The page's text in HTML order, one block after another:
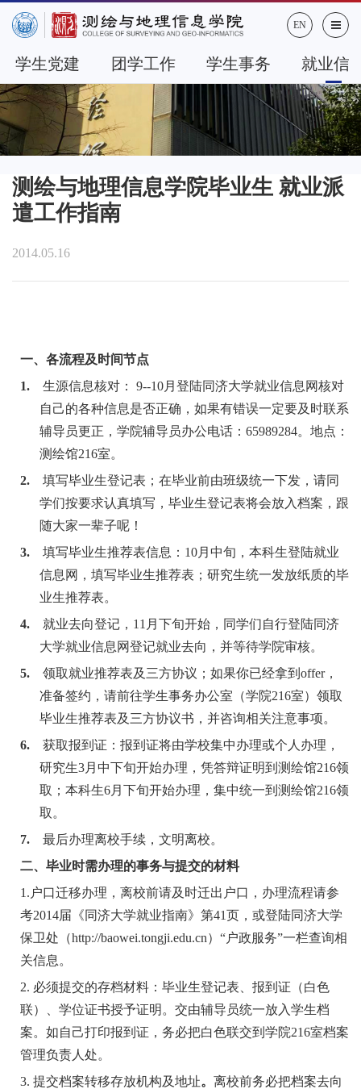
EN
学生党建 团学工作 学生事务 就业信
测绘与地理信息学院毕业生 就业派
遣工作指南
2014.05.16
一、各流程及时间节点
1.
生源信息核对： 9--10月登陆同济大学就业信息网核对
自己的各种信息是否正确，如果有错误一定要及时联系
辅导员更正，学院辅导员办公电话： 65989284。地点：
测绘馆216室。
2.
填写毕业生登记表；在毕业前由班级统一下发，请同
学们按要求认真填写，毕业生登记表将会放入档案，跟
随大家一辈子呢！
3.
填写毕业生推荐表信息： 10月中旬，本科生登陆就业
信息网，填写毕业生推荐表；研究生统一发放纸质的毕
业生推荐表。
4.
就业去向登记， 11 月下旬开始，同学们自行登陆同济
大学就业信息网登记就业去向，并等待学院审核。
5.
领取就业推荐表及三方协议；如果你已经拿到 offer，
准备签约，请前往学生事务办公室（学院216室）领取
毕业生推荐表及三方协议书，并咨询相关注意事项。
6.
获取报到证：报到证将由学校集中办理或个人办理，
研究生3月中下旬开始办理，凭答辩证明到测绘馆216领
取；本科生6月下旬开始办理，集中统一到测绘馆216领
取。
7.
最后办理离校手续，文明离校。
二、毕业时需办理的事务与提交的材料
1. 户口迁移办理，离校前请及时迁出户口，办理流程请参
考2014届《同济大学就业指南》第41页，或登陆同济大学
保卫处（http://baowei.tongji.edu.cn）“户政服务”一栏查询相
关信息。
2. 必须提交的存档材料：毕业生登记表、报到证（白色
联）、学位证书授予证明。交由辅导员统一放入学生档
案。如自己打印报到证，务必把白色联交到学院216室档案
管理负责人处。
3. 提交档案转移存放机构及地址。 离校前务必把档案去向